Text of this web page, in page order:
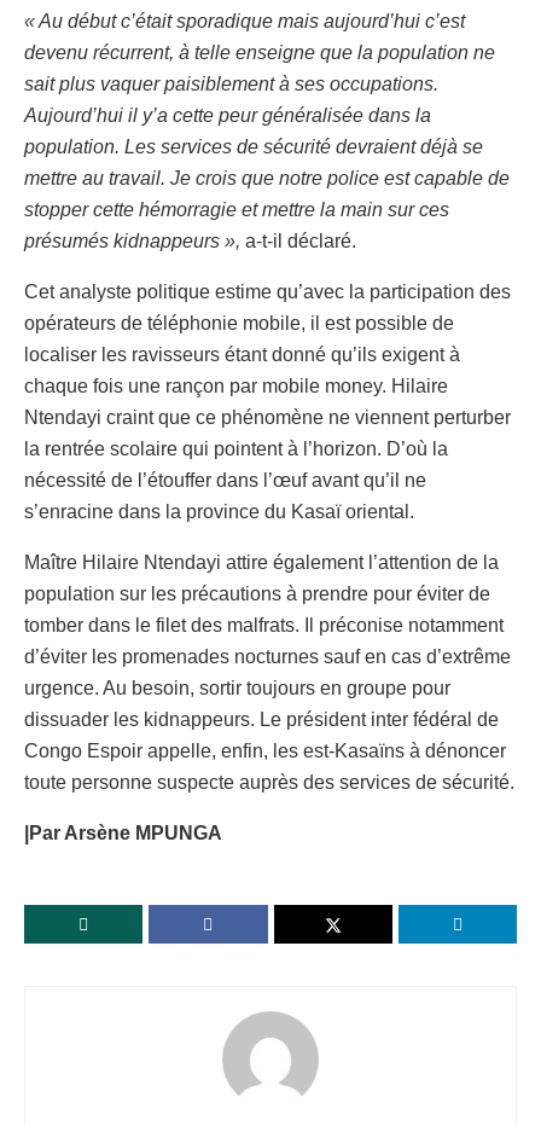
« Au début c’était sporadique mais aujourd’hui c’est
devenu récurrent, à telle enseigne que la population ne
sait plus vaquer paisiblement à ses occupations.
Aujourd’hui il y’a cette peur généralisée dans la
population. Les services de sécurité devraient déjà se
mettre au travail. Je crois que notre police est capable de
stopper cette hémorragie et mettre la main sur ces
présumés kidnappeurs », a-t-il déclaré.
Cet analyste politique estime qu’avec la participation des
opérateurs de téléphonie mobile, il est possible de
localiser les ravisseurs étant donné qu’ils exigent à
chaque fois une rançon par mobile money. Hilaire
Ntendayi craint que ce phénomène ne viennent perturber
la rentrée scolaire qui pointent à l’horizon. D’où la
nécessité de l’étouffer dans l’œuf avant qu’il ne
s’enracine dans la province du Kasaï oriental.
Maître Hilaire Ntendayi attire également l’attention de la
population sur les précautions à prendre pour éviter de
tomber dans le filet des malfrats. Il préconise notamment
d’éviter les promenades nocturnes sauf en cas d’extrême
urgence. Au besoin, sortir toujours en groupe pour
dissuader les kidnappeurs. Le président inter fédéral de
Congo Espoir appelle, enfin, les est-Kasaïns à dénoncer
toute personne suspecte auprès des services de sécurité.
|Par Arsène MPUNGA